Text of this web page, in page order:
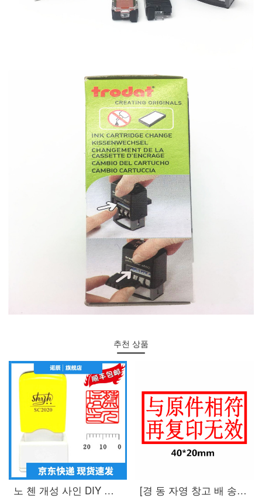
추천 상품
노 첸 개성 사인 DIY 만 차 광 민 인장 맞 춤 형 서화 장서 도장 사인 각 형 20 * 20mm 개인 이름 서명 날인 제작
[경 동 자영 창고 배 송] 노 진 광 민 인장 스프링 인장 만 번 도장 제작 사무 도장 택배 안전하게 적 신 빨 간 프린트 가 원본 과 일치 하면 복사 무효